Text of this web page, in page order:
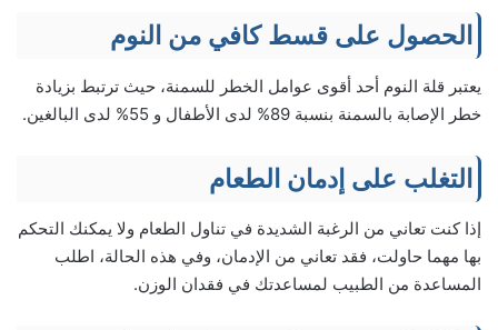
الحصول على قسط كافي من النوم
يعتبر قلة النوم أحد أقوى عوامل الخطر للسمنة، حيث ترتبط بزيادة
خطر الإصابة بالسمنة بنسبة 89% لدى الأطفال و 55% لدى البالغين.
التغلب على إدمان الطعام
إذا كنت تعاني من الرغبة الشديدة في تناول الطعام ولا يمكنك التحكم
بها مهما حاولت، فقد تعاني من الإدمان، وفي هذه الحالة، اطلب
المساعدة من الطبيب لمساعدتك في فقدان الوزن.